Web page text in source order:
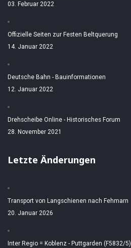
03. Februar 2022
Offizielle Seiten zur Festen Beltquerung
14. Januar 2022
Deutsche Bahn - Bauinformationen
12. Januar 2022
Drehscheibe Online - Historisches Forum
28. November 2021
Letzte Änderungen
Transport von Langschienen nach Fehmarn
20. Januar 2026
Inter Regio = Koblenz - Puttgarden (F5832/5)